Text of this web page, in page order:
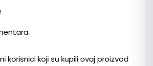
korisnici koji su kupili ovaj proizvod